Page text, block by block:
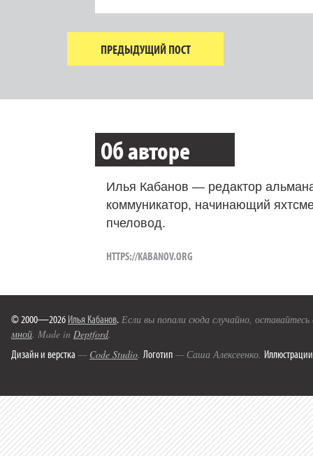
ПРЕДЫДУЩИЙ ПОСТ
Об авторе
Илья Кабанов — редактор
коммуникатор, начинающий
пчеловод.
HTTPS://KABANOV.ORG
© 2000—2026 Илья Кабанов. Если вы попали сюда случайно,
мной. Made in Deptford.
Дизайн и верстка — Code Studio. Логотип — Саша Алексеенко. Иллюстрации